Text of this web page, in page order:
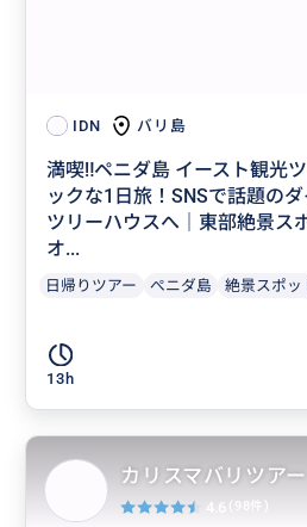
IDN バリ島
満喫‼️ペニダ島 イースト観光
ックな1日旅！SNSで話題の
ツリーハウスへ｜東部絶景ス
オ...
日帰りツアー ぺニダ島 絶景スポッ
13h
カリスマバリツアー
4.6 (98件)